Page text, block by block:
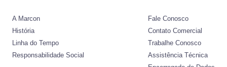
A Marcon
História
Linha do Tempo
Responsabilidade Social
Fale Conosco
Contato Comercial
Trabalhe Conosco
Assistência Técnica